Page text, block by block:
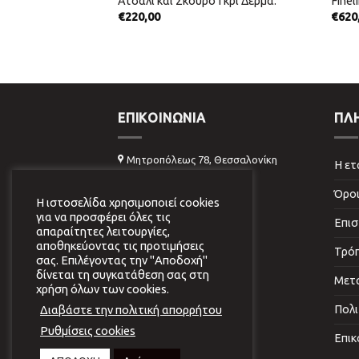
€220,00
€
ΕΠΙΚΟΙΝΩΝΊΑ
Μητροπόλεως 78, Θεσσαλονίκη
info@virginiavildiridi.gr
Η
Η ιστοσελίδα χρησιμοποιεί cookies
για να προσφέρει όλες τις
απαραίτητες λειτουργίες,
αποθηκεύοντας τις προτιμήσεις
σας. Επιλέγοντας την "Αποδοχή"
δίνεται τη συγκατάθεση σας στη
χρήση όλων των cookies.
Διαβάστε την πολιτική απορρήτου
Ρυθμίσεις cookies